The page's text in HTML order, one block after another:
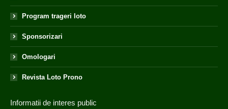
Program trageri loto
Sponsorizari
Omologari
Revista Loto Prono
Informatii de interes public